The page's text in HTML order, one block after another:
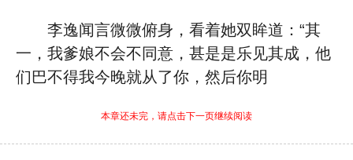
李逸闻言微微俯身，看着她双眸道：“其
一，我爹娘不会不同意，甚是是乐见其成，他
们巴不得我今晚就从了你，然后你明
本章还未完，请点击下一页继续阅读